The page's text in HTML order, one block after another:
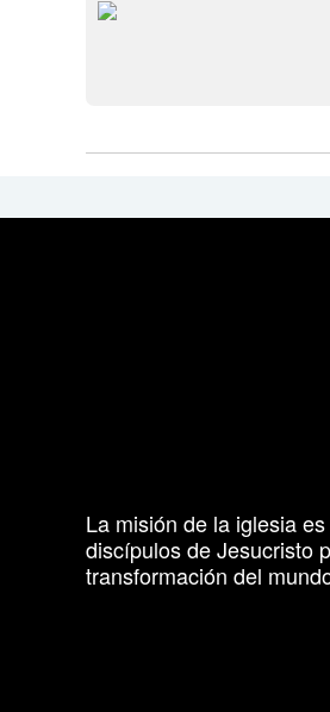
La misión de la iglesia
discípulos de Jesucristo
transformación del